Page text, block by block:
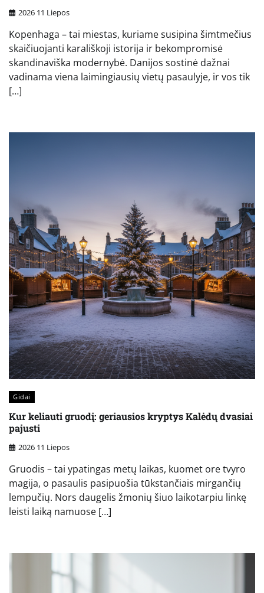
2026 11 Liepos
Kopenhaga – tai miestas, kuriame susipina šimtmečius
skaičiuojanti karališkoji istorija ir bekompromisė
skandinaviška modernybė. Danijos sostinė dažnai
vadinama viena laimingiausių vietų pasaulyje, ir vos tik
[…]
Gidai
Kur keliauti gruodį: geriausios kryptys Kalėdų dvasiai
pajusti
2026 11 Liepos
Gruodis – tai ypatingas metų laikas, kuomet ore tvyro
magija, o pasaulis pasipuošia tūkstančiais mirgančių
lempučių. Nors daugelis žmonių šiuo laikotarpiu linkę
leisti laiką namuose […]